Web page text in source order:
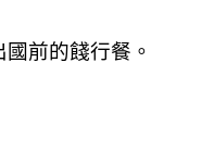
前的餞行餐。